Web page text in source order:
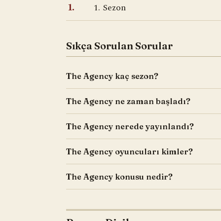
1. 1. Sezon
Sıkça Sorulan Sorular
The Agency kaç sezon?
The Agency ne zaman başladı?
The Agency nerede yayınlandı?
The Agency oyuncuları kimler?
The Agency konusu nedir?